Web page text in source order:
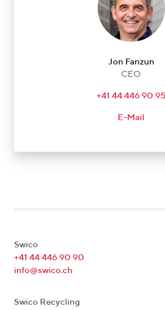
Jon Fanzun
CEO
+41 44 446 90 95
E-Mail
Swico
+41 44 446 90 90
info@swico.ch
Swico Recycling